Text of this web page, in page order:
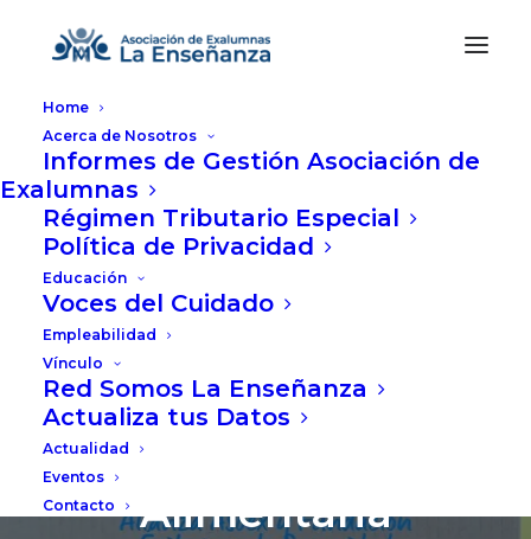
Home
Acerca de Nosotros
Informes de Gestión Asociación de
Exalumnas
Régimen Tributario Especial
Política de Privacidad
Educación
Voces del Cuidado
Empleabilidad
Vínculo
Red Somos La Enseñanza
Actualiza tus Datos
Actualidad
Eventos
Contacto
Alimentando el
bienestar: nuestra
vital alianza con la
Fundación Éxito en
pro de la Seguridad
Alimentaria